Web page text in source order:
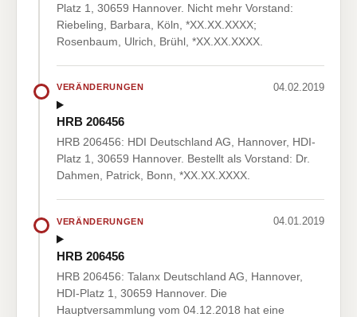
Platz 1, 30659 Hannover. Nicht mehr Vorstand:
Riebeling, Barbara, Köln, *XX.XX.XXXX;
Rosenbaum, Ulrich, Brühl, *XX.XX.XXXX.
VERÄNDERUNGEN 04.02.2019
HRB 206456
HRB 206456: HDI Deutschland AG, Hannover, HDI-
Platz 1, 30659 Hannover. Bestellt als Vorstand: Dr.
Dahmen, Patrick, Bonn, *XX.XX.XXXX.
VERÄNDERUNGEN 04.01.2019
HRB 206456
HRB 206456: Talanx Deutschland AG, Hannover,
HDI-Platz 1, 30659 Hannover. Die
Hauptversammlung vom 04.12.2018 hat eine